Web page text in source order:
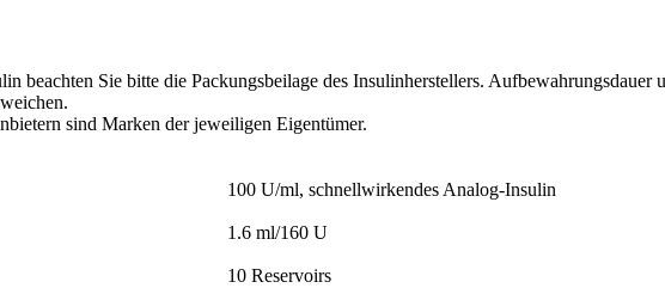
beachten Sie bitte die Packungsbeilage des Insulinherstellers. Aufbewahrungsdauer
sind Marken der jeweiligen Eigentümer.
100 U/ml, schnellwirkendes Analog-Insulin
1.6 ml/160 U
10 Reservoirs